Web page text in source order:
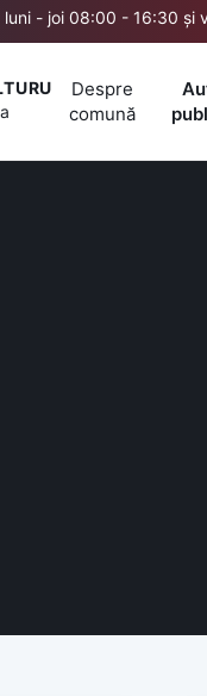
luni - joi 08:00 - 16:30 și
Despre
comună